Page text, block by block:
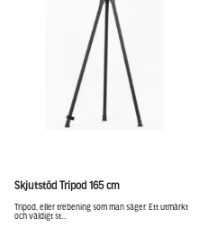
Skjutstöd Tripod 165 cm
Tripod, eller trebening som man säger. Ett utmärkt
och väldigt st...